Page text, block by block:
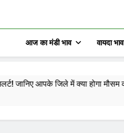
आज का मंडी भाव वायदा भाव
जिले में क्या होगा मौसम का हाल